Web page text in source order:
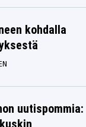
kohdalla
uutispommia: